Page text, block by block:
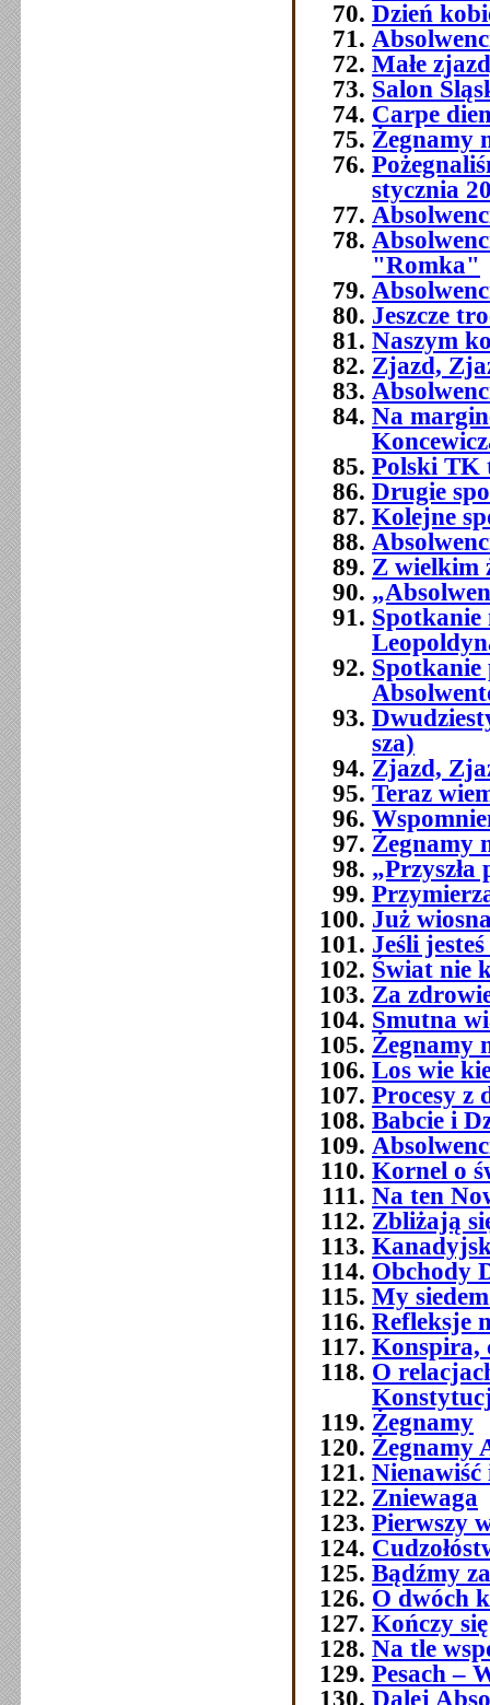
Dzień
Małe
Salon
Carpe
Żegnamy
stycznia
"Romka"
Jeszcze
Naszym
Zjazd,
Na
Polski TK
Drugie
Kolejne
Z wielkim
Spotkanie
Spotkanie
sza)
Zjazd,
Teraz
Żegnamy
„Przyszła
Już
Jeśli
Świat nie
Za
Smutna
Żegnamy
Los wie
Procesy z
Babcie i
Kornel o
Na ten
Zbliżają
Obchody
My
Refleksje
Konspira,
O
Żegnamy
Żegnamy
Nienawiść
Zniewaga
Pierwszy
Bądźmy
O dwóch
Kończy
Na tle
Pesach –
Dalej